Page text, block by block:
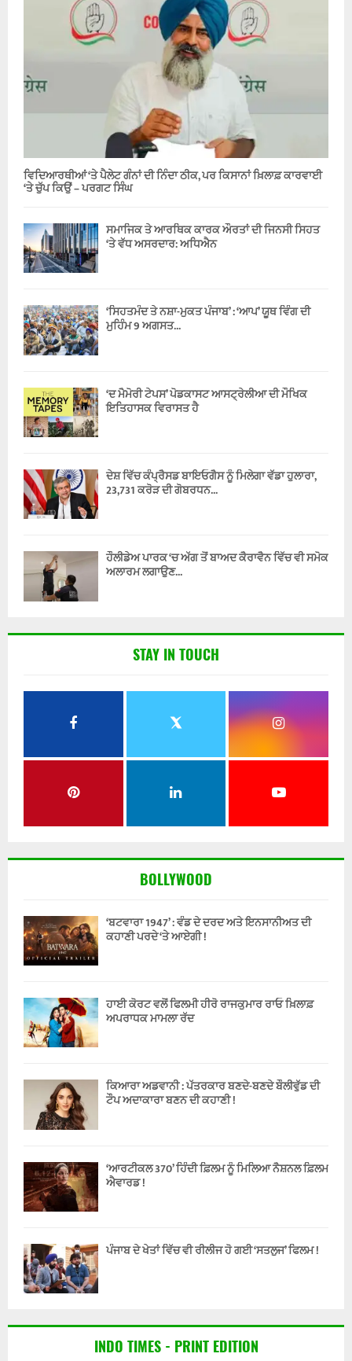
ਵਿਦਿਆਰਥੀਆਂ ‘ਤੇ ਪੈਲੇਟ ਗੰਨਾਂ ਦੀ ਨਿੰਦਾ ਠੀਕ, ਪਰ ਕਿਸਾਨਾਂ ਖ਼ਿਲਾਫ਼ ਕਾਰਵਾਈ
‘ਤੇ ਚੁੱਪ ਕਿਉਂ – ਪਰਗਟ ਸਿੰਘ
ਸਮਾਜਿਕ ਤੇ ਆਰਥਿਕ ਕਾਰਕ ਔਰਤਾਂ ਦੀ ਜਿਨਸੀ ਸਿਹਤ
‘ਤੇ ਵੱਧ ਅਸਰਦਾਰ: ਅਧਿਐਨ
‘ਸਿਹਤਮੰਦ ਤੇ ਨਸ਼ਾ-ਮੁਕਤ ਪੰਜਾਬ’ : ‘ਆਪ’ ਯੂਥ ਵਿੰਗ ਦੀ
ਮੁਹਿੰਮ 9 ਅਗਸਤ...
‘ਦ ਮੈਮੋਰੀ ਟੇਪਸ’ ਪੋਡਕਾਸਟ ਆਸਟ੍ਰੇਲੀਆ ਦੀ ਮੌਖਿਕ
ਇਤਿਹਾਸਕ ਵਿਰਾਸਤ ਹੈ
ਦੇਸ਼ ਵਿੱਚ ਕੰਪ੍ਰੈਸਡ ਬਾਇਓਗੈਸ ਨੂੰ ਮਿਲੇਗਾ ਵੱਡਾ ਹੁਲਾਰਾ,
23,731 ਕਰੋੜ ਦੀ ਗੋਬਰਧਨ...
ਹੌਲੀਡੇਅ ਪਾਰਕ ‘ਚ ਅੱਗ ਤੋਂ ਬਾਅਦ ਕੈਰਾਵੈਨ ਵਿੱਚ ਵੀ ਸਮੋਕ
ਅਲਾਰਮ ਲਗਾਉਣ...
STAY IN TOUCH
BOLLYWOOD
‘ਬਟਵਾਰਾ 1947’ : ਵੰਡ ਦੇ ਦਰਦ ਅਤੇ ਇਨਸਾਨੀਅਤ ਦੀ
ਕਹਾਣੀ ਪਰਦੇ ‘ਤੇ ਆਏਗੀ !
ਹਾਈ ਕੋਰਟ ਵਲੋਂ ਫਿਲਮੀ ਹੀਰੋ ਰਾਜਕੁਮਾਰ ਰਾਓ ਖ਼ਿਲਾਫ਼
ਅਪਰਾਧਕ ਮਾਮਲਾ ਰੱਦ
ਕਿਆਰਾ ਅਡਵਾਨੀ : ਪੱਤਰਕਾਰ ਬਣਦੇ-ਬਣਦੇ ਬੌਲੀਵੁੱਡ ਦੀ
ਟੌਪ ਅਦਾਕਾਰਾ ਬਣਨ ਦੀ ਕਹਾਣੀ !
‘ਆਰਟੀਕਲ 370’ ਹਿੰਦੀ ਫ਼ਿਲਮ ਨੂੰ ਮਿਲਿਆ ਨੈਸ਼ਨਲ ਫ਼ਿਲਮ
ਐਵਾਰਡ !
ਪੰਜਾਬ ਦੇ ਖੇਤਾਂ ਵਿੱਚ ਵੀ ਰੀਲੀਜ ਹੋ ਗਈ ‘ਸਤਲੁਜ’ ਫਿਲਮ !
INDO TIMES - PRINT EDITION